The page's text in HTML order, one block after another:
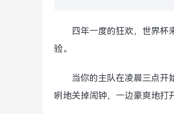
四年一度的狂欢，世界杯
验。
当你的主队在凌晨三点开
咧地关掉闹钟，一边豪爽地打